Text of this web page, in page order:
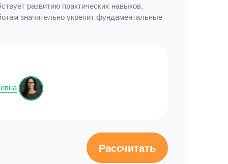
развитию практических навыков,
значительно укрепит фундаментальные
Рассчитать